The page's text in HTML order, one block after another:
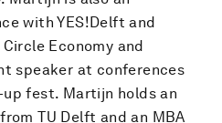
with YES!Delft and
Economy and
speaker at conferences
fest. Martijn holds an
TU Delft and an MBA